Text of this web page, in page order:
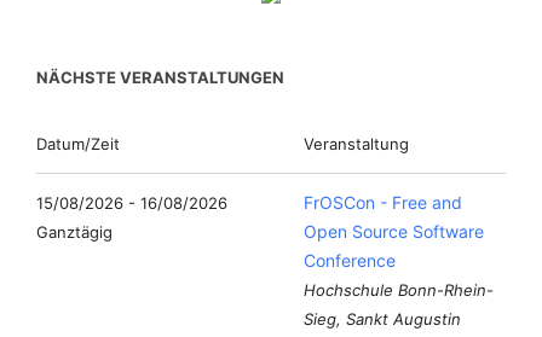
NÄCHSTE VERANSTALTUNGEN
Datum/Zeit Veranstaltung
15/08/2026 - 16/08/2026
Ganztägig
FrOSCon - Free and
Open Source Software
Conference
Hochschule Bonn-Rhein-
Sieg, Sankt Augustin